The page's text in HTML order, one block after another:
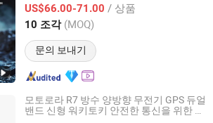
US$66.00-71.00 / 상품
10 조각 (MOQ)
문의 보내기
이후 2026
모토로라 R7 방수 양방향 무전기 GPS 듀얼
밴드 신형 워키토키 안전한 통신을 위한 장
Technology Co., Ltd.